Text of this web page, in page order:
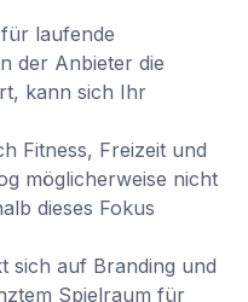
laufende
der Anbieter die
kann sich Ihr
Fitness, Freizeit und
möglicherweise nicht
dieses Fokus
sich auf Branding und
Spielraum für